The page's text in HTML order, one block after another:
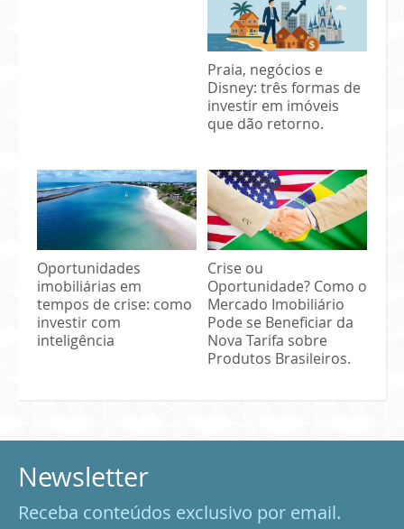
Praia, negócios e
Disney: três formas de
investir em imóveis
que dão retorno.
Oportunidades
imobiliárias em
tempos de crise: como
investir com
inteligência
Crise ou
Oportunidade? Como o
Mercado Imobiliário
Pode se Beneficiar da
Nova Tarifa sobre
Produtos Brasileiros.
Newsletter
Receba conteúdos exclusivo por email.